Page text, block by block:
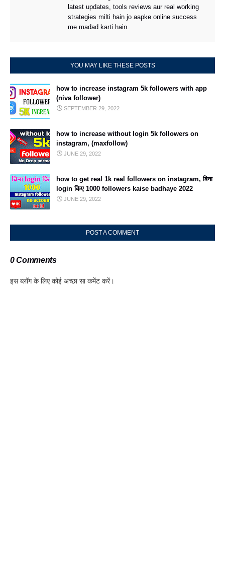
latest updates, tools reviews aur real working
strategies milti hain jo aapke online success
me madad karti hain.
YOU MAY LIKE THESE POSTS
how to increase instagram 5k followers with app
(niva follower)
SEPTEMBER 29, 2022
how to increase without login 5k followers on
instagram, (maxfollow)
JUNE 29, 2022
how to get real 1k real followers on instagram, बिना
login किए 1000 followers kaise badhaye 2022
JUNE 29, 2022
POST A COMMENT
0 Comments
इस ब्लॉग के लिए कोई अच्छा सा कमेंट करें।